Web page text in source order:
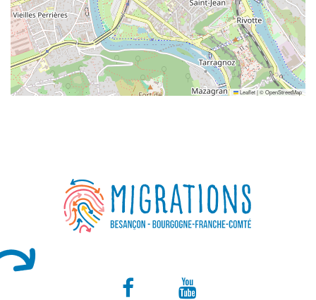
Leaflet|©OpenStreetMap
Lien